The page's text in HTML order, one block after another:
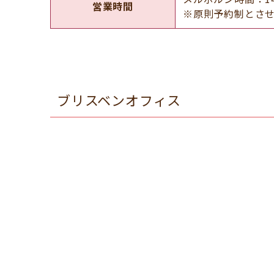
営業時間
※原則予約制とさ
ブリスベンオフィス